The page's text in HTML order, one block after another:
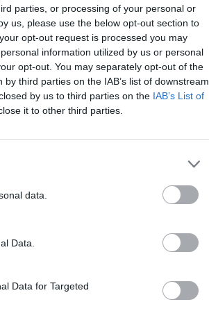
parties, or processing of your personal or
us, please use the below opt-out section to
opt-out request is processed you may
information utilized by us or personal
opt-out. You may separately opt-out of the
third parties on the IAB’s list of downstream
by us to third parties on the IAB’s List of
it to other third parties.
data.
Data.
Data for Targeted
la Consejería de Educación
que viene demostrando
en la ejecución de
municipio.
del CEIP Gran Tarajal, que
al responsable autonómico del
para evitar que nuevas
tiene competencias
educativos. Sin embargo, el
Consejería de Educación del